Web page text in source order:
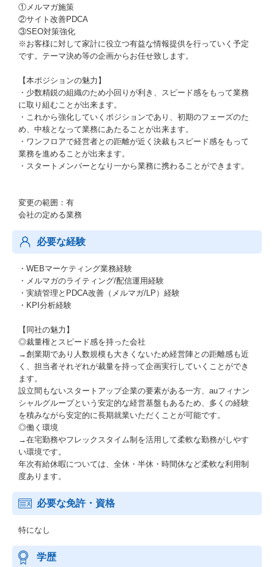
①メルマガ施策
②サイト改善PDCA
③SEO対策強化
※お客様に対して家計に役立つ有益な情報提供を行っていく予定
です。テーマ決め等の企画からお任せ致します。
【本ポジションの魅力】
・少数精鋭の組織のため小回りが利き、スピード感をもって業務
に取り組むことが出来ます。
・これから強化していくポジションであり、初期のフェーズのた
め、中核となって業務にあたることが出来ます。
・ワンフロアで経営者との距離が近く決裁もスピード感をもって
業務を進めることが出来ます。
・スタートメンバーとなり一から業務に携わることができます。
変更の範囲：有
会社の定める業務
必要な経験
・WEBマーケティング業務経験
・メルマガのライティング/配信運用経験
・実績管理とPDCA改善（メルマガ/LP）経験
・KPI分析経験
【同社の魅力】
◎裁量権とスピード感を持った会社
→創業期であり人数規模も大きくないため経営陣との距離感も近
く、担当者それぞれが裁量を持って企画実行していくことができ
ます。
設立間もないスタートアップ企業の要素がある一方、auフィナン
シャルグループという安定的な経営基盤もあるため、多くの経験
を積みながら安定的に長期就業いただくことが可能です。
◎働く環境
→在宅勤務やフレックスタイム制を活用して柔軟な勤務がしやす
い環境です。
年次有給休暇については、全休・半休・時間休など柔軟な利用制
度あります。
必要な免許・資格
特になし
学歴